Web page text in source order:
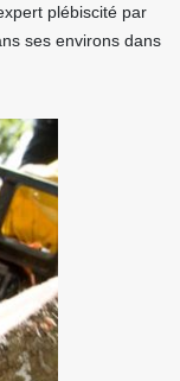
plébiscité par
ses environs dans